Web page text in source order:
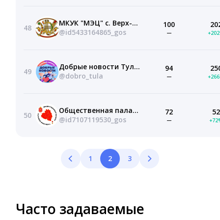
48
МКУК "МЭЦ" с. Верх-Тула
@id5433164865_gos
100
—
49
Добрые новости Тульская область
@dobro_tula
94
—
50
Общественная палата Тульской области
@id7107119530_gos
72
—
52
1 2 3
Часто задаваемые